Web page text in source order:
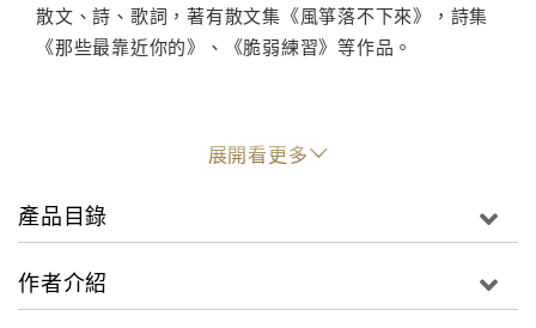
散文、詩、歌詞，著有散文集《風箏落不下來》，詩集
《那些最靠近你的》、《脆弱練習》等作品。
如果每個人都是獨特的，而獨特意謂著毫不重複、獨一
無二，那應該非常難以理解吧？雖然我不認為人與人之
間能夠達成百分之百的理解，但我相信只要不斷去試，
總能讓彼此之間的堤岸靠近。
展開看更多
產品目錄
作者介紹